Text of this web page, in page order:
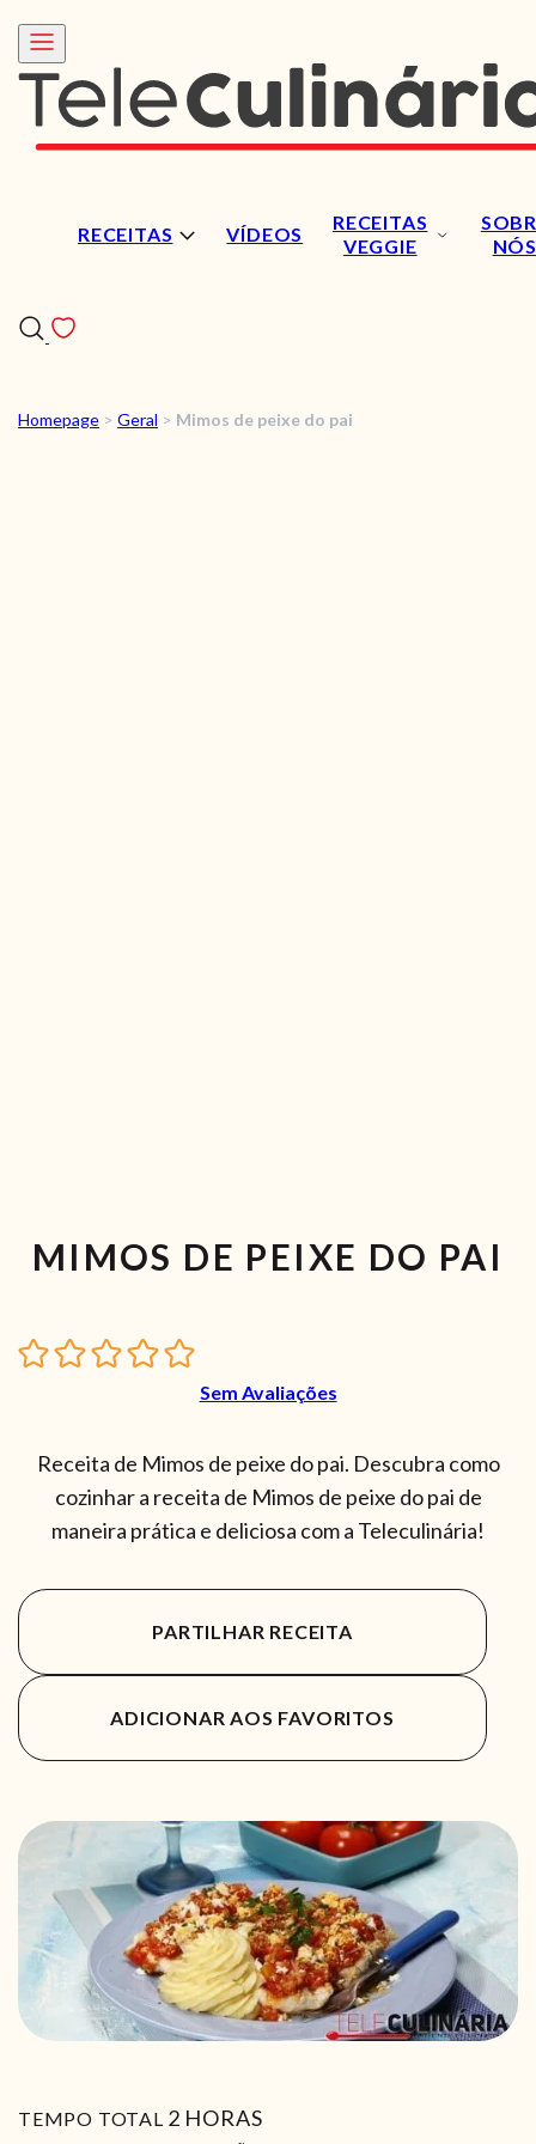
RECEITAS VÍDEOS
RECEITAS
VEGGIE
NÓS
RECEITAS
Homepage > Geral > Mimos de peixe do pai
MIMOS DE PEIXE DO PAI
Sem Avaliações
Receita de Mimos de peixe do pai. Descubra como
cozinhar a receita de Mimos de peixe do pai de
maneira prática e deliciosa com a Teleculinária!
PARTILHAR RECEITA
ADICIONAR AOS FAVORITOS
TEMPO TOTAL 2HORAS
HORAS